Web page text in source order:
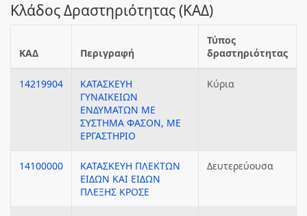
Κλάδος Δραστηριότητας (ΚΑΔ)
ΚΑΔ Περιγραφή
Τύπος
δραστηριότητας
14219904
ΚΑΤΑΣΚΕΥΗ
ΓΥΝΑΙΚΕΙΩΝ
ΕΝΔΥΜΑΤΩΝ ΜΕ
ΣΥΣΤΗΜΑ ΦΑΣΟΝ, ΜΕ
ΕΡΓΑΣΤΗΡΙΟ
Κύρια
14100000
ΚΑΤΑΣΚΕΥΗ ΠΛΕΚΤΩΝ
ΕΙΔΩΝ ΚΑΙ ΕΙΔΩΝ
ΠΛΕΞΗΣ ΚΡΟΣΕ
Δευτερεύουσα